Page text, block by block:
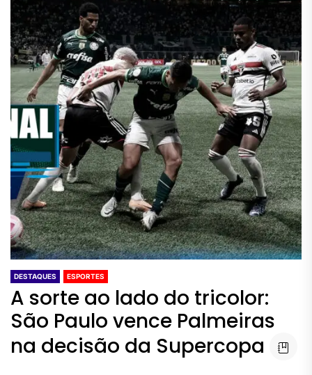
DESTAQUES ESPORTES
A sorte ao lado do tricolor:
São Paulo vence Palmeiras
na decisão da Supercopa